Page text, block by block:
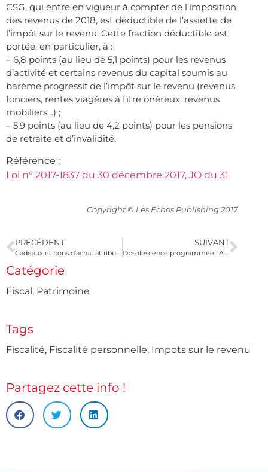
CSG, qui entre en vigueur à compter de l’imposition
des revenus de 2018, est déductible de l’assiette de
l’impôt sur le revenu. Cette fraction déductible est
portée, en particulier, à :
– 6,8 points (au lieu de 5,1 points) pour les revenus
d’activité et certains revenus du capital soumis au
barème progressif de l’impôt sur le revenu (revenus
fonciers, rentes viagères à titre onéreux, revenus
mobiliers…) ;
– 5,9 points (au lieu de 4,2 points) pour les pensions
de retraite et d’invalidité.
Référence :
Loi n° 2017-1837 du 30 décembre 2017, JO du 31
Copyright © Les Echos Publishing 2017
PRÉCÉDENT
Cadeaux et bons d’achat attribués aux salariés : quel montant ne pas dépasser ?
SUIVANT
Obsolescence programmée : Apple visé par une enquête
Catégorie
Fiscal , Patrimoine
Tags
Fiscalité, Fiscalité personnelle, Impots sur le revenu
Partagez cette info !